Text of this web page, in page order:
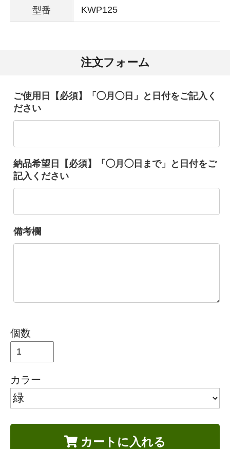
型番 KWP125
注文フォーム
ご使用日【必須】「◯月◯日」と日付をご記入く
ださい
納品希望日【必須】「◯月◯日まで」と日付をご
記入ください
備考欄
個数
カラー
カートに入れる